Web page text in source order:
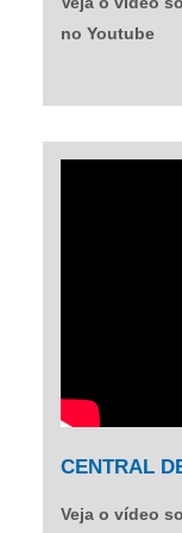
no Youtube
CENTRAL
Veja o vídeo